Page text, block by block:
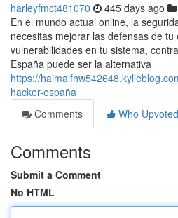
harleyfmct481070 445 days ago
En el mundo actual online, la
necesitas mejorar las defensas de
vulnerabilidades en tu sistema,
España puede ser la alternativa
https://
hacker-españa
Comments
Who Upvoted
Comments
Submit a Comment
No HTML